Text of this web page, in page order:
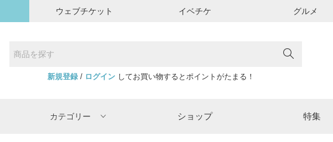
ウェブチケット イベチケ グルメ
新規登録/ ログインしてお買い物するとポイントがたまる！
カテゴリー ショップ 特集